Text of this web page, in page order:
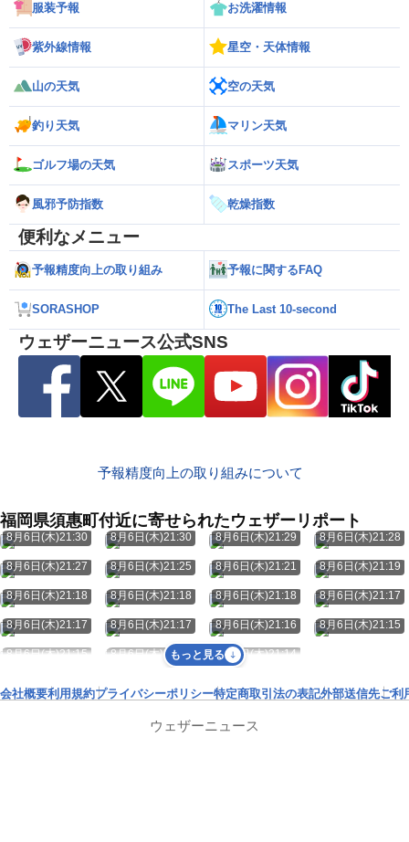
服装予報 お洗濯情報
紫外線情報 星空・天体情報
山の天気 空の天気
釣り天気 マリン天気
ゴルフ場の天気 スポーツ天気
風邪予防指数 乾燥指数
便利なメニュー
予報精度向上の取り組み 予報に関するFAQ
SORASHOP The Last 10-second
ウェザーニュース公式SNS
予報精度向上の取り組みについて
福岡県須惠町付近に寄せられたウェザーリポート
8月6日(木)21:30 8月6日(木)21:30 8月6日(木)21:29 8月6日(木)21:28
8月6日(木)21:27 8月6日(木)21:25 8月6日(木)21:21 8月6日(木)21:19
8月6日(木)21:18 8月6日(木)21:18 8月6日(木)21:18 8月6日(木)21:17
8月6日(木)21:17 8月6日(木)21:17 8月6日(木)21:16 8月6日(木)21:15
8月6日(木)21:15 8月6日(木)21:14 8月6日(木)21:14
もっと見る
会社概要利用規約プライバシーポリシー特定商取引法の表記外部送信先ご利
ウェザーニュース